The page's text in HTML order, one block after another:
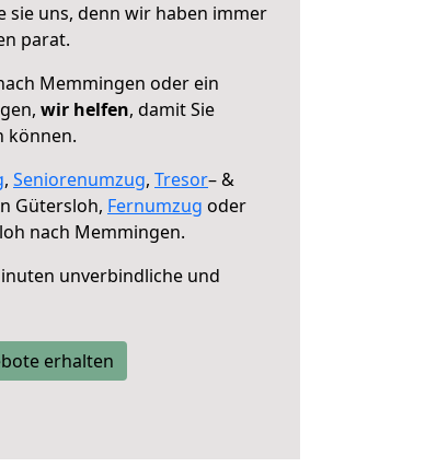
sie uns, denn wir haben immer
parat.
Memmingen oder ein
wir helfen, damit Sie
können.
, Seniorenumzug, Tresor– &
Gütersloh, Fernumzug oder
nach Memmingen.
unverbindliche und
erhalten